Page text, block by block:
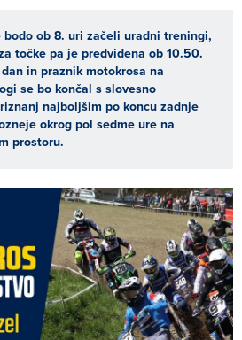
ob 8. uri začeli uradni treningi,
točke pa je predvidena ob 10.50.
in praznik motokrosa na
se bo končal s slovesno
najboljšim po koncu zadnje
okrog pol sedme ure na
prostoru.